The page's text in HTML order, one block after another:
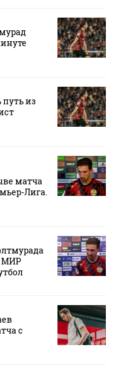
из
матча
Лига.
МИР
с